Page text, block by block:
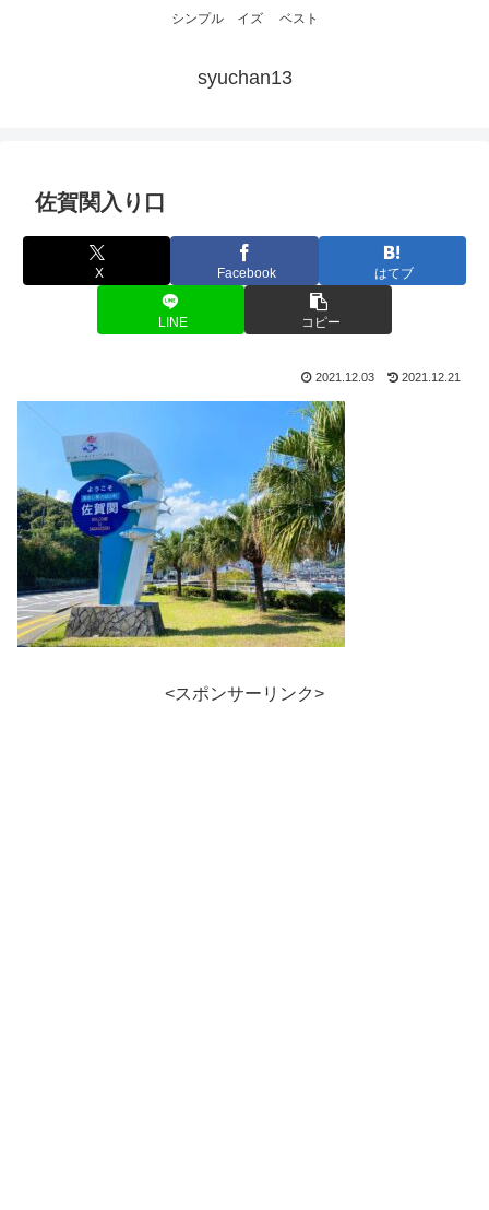
シンプル イズ ベスト
syuchan13
佐賀関入り口
X Facebook はてブ
LINE コピー
2021.12.03 2021.12.21
<スポンサーリンク>